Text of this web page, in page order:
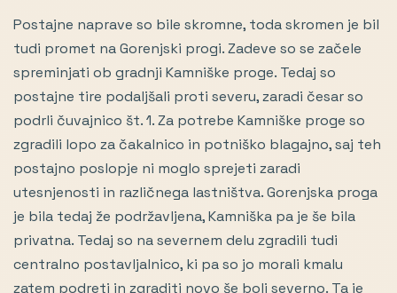
Postajne naprave so bile skromne, toda skromen je bil
tudi promet na Gorenjski progi. Zadeve so se začele
spreminjati ob gradnji Kamniške proge. Tedaj so
postajne tire podaljšali proti severu, zaradi česar so
podrli čuvajnico št. 1. Za potrebe Kamniške proge so
zgradili lopo za čakalnico in potniško blagajno, saj teh
postajno poslopje ni moglo sprejeti zaradi
utesnjenosti in različnega lastništva. Gorenjska proga
je bila tedaj že podržavljena, Kamniška pa je še bila
privatna. Tedaj so na severnem delu zgradili tudi
centralno postavljalnico, ki pa so jo morali kmalu
zatem podreti in zgraditi novo še bolj severno. Ta je